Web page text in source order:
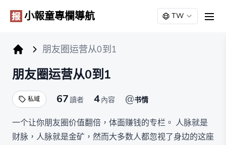
小報童專欄導航 TW
朋友圈运营从0到1
朋友圈运营从0到1
私域 67讀者 4內容 @书情
一个让你朋友圈价值翻倍，体面赚钱的专栏。 人脉就是
财脉，人脉就是金矿，然而大多数人都忽视了身边的这座